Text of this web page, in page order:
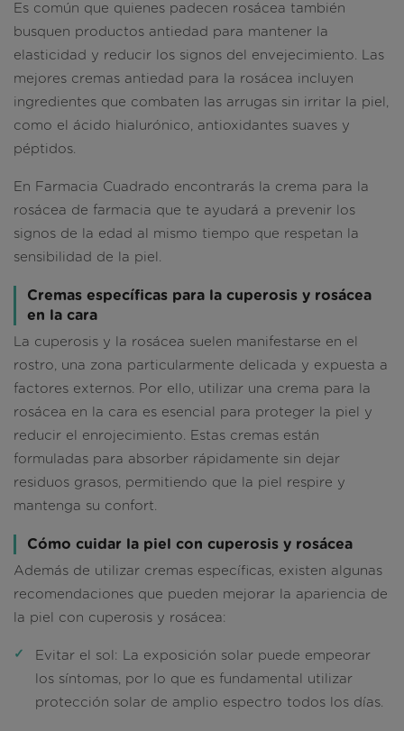
Es común que quienes padecen rosácea también
busquen productos antiedad para mantener la
elasticidad y reducir los signos del envejecimiento. Las
mejores cremas antiedad para la rosácea incluyen
ingredientes que combaten las arrugas sin irritar la piel,
como el ácido hialurónico, antioxidantes suaves y
péptidos.
En Farmacia Cuadrado encontrarás la crema para la
rosácea de farmacia que te ayudará a prevenir los
signos de la edad al mismo tiempo que respetan la
sensibilidad de la piel.
Cremas específicas para la cuperosis y rosácea
en la cara
La cuperosis y la rosácea suelen manifestarse en el
rostro, una zona particularmente delicada y expuesta a
factores externos. Por ello, utilizar una crema para la
rosácea en la cara es esencial para proteger la piel y
reducir el enrojecimiento. Estas cremas están
formuladas para absorber rápidamente sin dejar
residuos grasos, permitiendo que la piel respire y
mantenga su confort.
Cómo cuidar la piel con cuperosis y rosácea
Además de utilizar cremas específicas, existen algunas
recomendaciones que pueden mejorar la apariencia de
la piel con cuperosis y rosácea:
Evitar el sol : La exposición solar puede empeorar
los síntomas, por lo que es fundamental utilizar
protección solar de amplio espectro todos los días.